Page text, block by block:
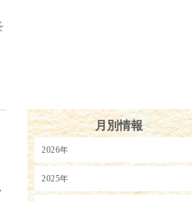
月別情報
2026年
2025年